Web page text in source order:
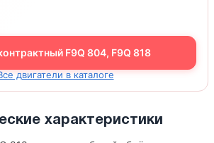
F9Q 804, F9Q 818
двигатели в каталоге
характеристики